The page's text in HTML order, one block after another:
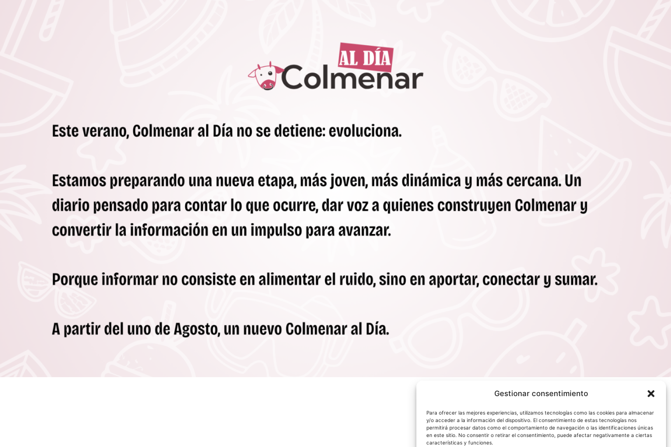
Gestionar consentimiento
Para ofrecer las mejores experiencias, utilizamos tecnologías como las cookies para almacenar
y/o acceder a la información del dispositivo. El consentimiento de estas tecnologías nos
permitirá procesar datos como el comportamiento de navegación o las identificaciones únicas
en este sitio. No consentir o retirar el consentimiento, puede afectar negativamente a ciertas
características y funciones.